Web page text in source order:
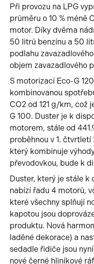
Při provozu na LPG
průměru o 10 % méně
motor. Díky dvěma
50 litrů benzínu a 50
podlahu
objem zavazadlového
S motorizací Eco-G
kombinovanou
CO2 od 121 g/km, což
G 100. Duster je k
motorem, stále od
proběhnou v 1.
který kombinuje
převodovkou, bude k
Duster, který je stále k
nabízí řadu 4 motorů,
které všechny splňují
kapotou jsou
produktu. Nová
laděné dekorace) a
sedadle řidiče jsou
nové černé hliníkové